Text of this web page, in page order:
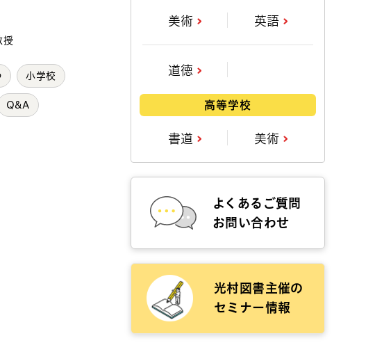
授
小学校
Q&A
美術 英語
道徳
高等学校
書道 美術
よくあるご質問
お問い合わせ
光村図書主催の
セミナー情報